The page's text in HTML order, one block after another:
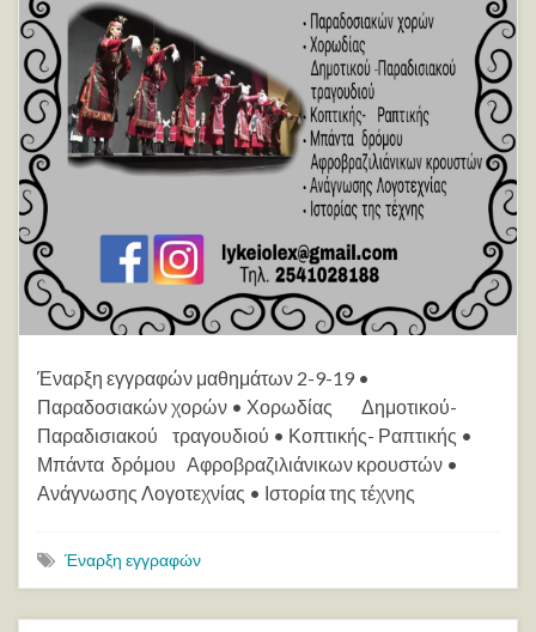
Έναρξη εγγραφών μαθημάτων 2-9-19 •
Παραδοσιακών χορών • Χορωδίας Δημοτικού-
Παραδισιακού τραγουδιού • Κοπτικής- Ραπτικής •
Μπάντα δρόμου Αφροβραζιλιάνικων κρουστών •
Ανάγνωσης Λογοτεχνίας • Ιστορία της τέχνης
Έναρξη εγγραφών